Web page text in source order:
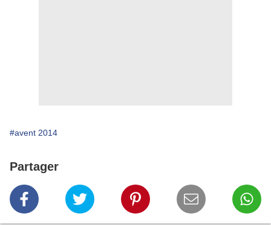
#avent 2014
Partager